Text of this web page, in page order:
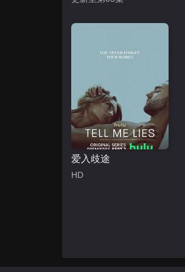
爱入歧途
HD